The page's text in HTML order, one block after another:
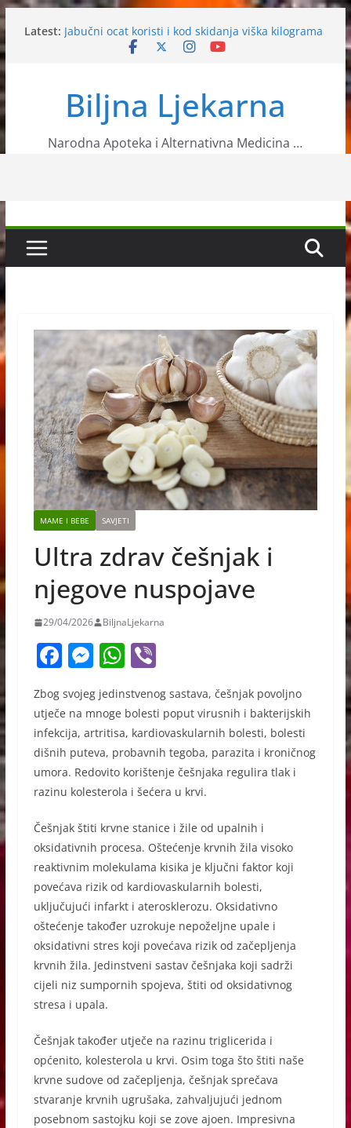
Skip
to
content
Latest: Jabučni ocat koristi i kod skidanja viška kilograma
Nije svaki cimet zdrav- Cejlonski najsigurniji za
Ljekovita biljka – kaktus Aloe vera
Ljekovita svojstva cikle
Biljna Ljekarna
Narodna Apoteka i Alternativna Medicina …
MAME I BEBE SAVJETI
Ultra zdrav češnjak i
njegove nuspojave
29/04/2026 BiljnaLjekarna
F
c
e
b
o
o
k
M
e
ss
e
n
g
er
W
at
s
A
p
p
Vi
er
Zbog svojeg jedinstvenog sastava, češnjak povoljno
utječe na mnoge bolesti poput virusnih i bakterijskih
infekcija, artritisa, kardiovaskularnih bolesti, bolesti
dišnih puteva, probavnih tegoba, parazita i kroničnog
umora. Redovito korištenje češnjaka regulira tlak i
razinu kolesterola i šećera u krvi.
Češnjak štiti krvne stanice i žile od upalnih i
oksidativnih procesa. Oštećenje krvnih žila visoko
reaktivnim molekulama kisika je ključni faktor koji
povećava rizik od kardiovaskularnih bolesti,
uključujući infarkt i aterosklerozu. Oksidativno
oštećenje također uzrokuje nepoželjne upale i
oksidativni stres koji povećava rizik od začepljenja
krvnih žila. Jedinstveni sastav češnjaka koji sadrži
cijeli niz sumpornih spojeva, štiti od oksidativnog
stresa i upala.
Češnjak također utječe na razinu triglicerida i
općenito, kolesterola u krvi. Osim toga što štiti naše
krvne sudove od začepljenja, češnjak sprečava
stvaranje krvnih ugrušaka, zahvaljujući jednom
posebnom sastojku koji se zove ajoen. Impresivna